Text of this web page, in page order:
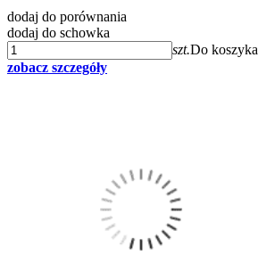
dodaj do porównania
dodaj do schowka
szt.Do koszyka
zobacz szczegóły